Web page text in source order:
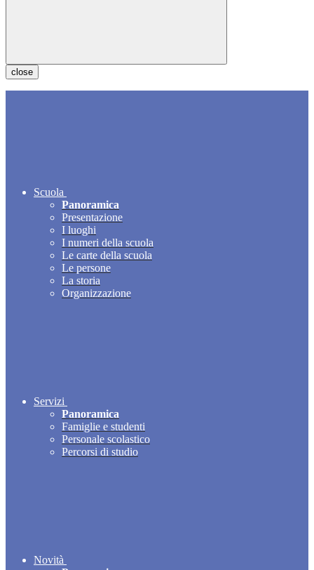
close
Scuola
Panoramica
Presentazione
I luoghi
I numeri della scuola
Le carte della scuola
Le persone
La storia
Organizzazione
Servizi
Panoramica
Famiglie e studenti
Personale scolastico
Percorsi di studio
Novità